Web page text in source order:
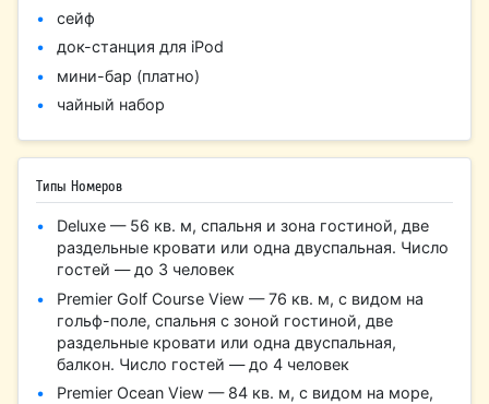
сейф
док-станция для iPod
мини-бар (платно)
чайный набор
Типы Номеров
Deluxe — 56 кв. м, спальня и зона гостиной, две
раздельные кровати или одна двуспальная. Число
гостей — до 3 человек
Premier Golf Course View — 76 кв. м, с видом на
гольф-поле, спальня с зоной гостиной, две
раздельные кровати или одна двуспальная,
балкон. Число гостей — до 4 человек
Premier Ocean View — 84 кв. м, с видом на море,